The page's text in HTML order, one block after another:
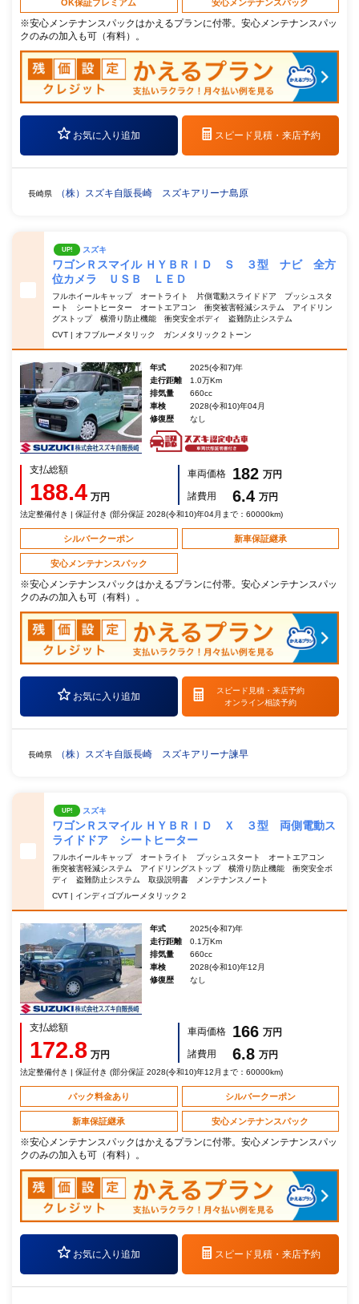
OK保証プレミアム 安心メンテナンスパック
※安心メンテナンスパックはかえるプランに付帯。安心メンテナンスパッ
クのみの加入も可（有料）。
お気に入り追加 スピード見積・ 来店予約
長崎県 （株）スズキ自販長崎 スズキアリーナ島原
UP! スズキ
ワゴンＲスマイル ＨＹＢＲＩＤ Ｓ ３型 ナビ 全方
位カメラ ＵＳＢ ＬＥＤ
フルホイールキャップ オートライト 片側電動スライドドア プッシュスタ
ート シートヒーター オートエアコン 衝突被害軽減システム アイドリン
グストップ 横滑り防止機能 衝突安全ボディ 盗難防止システム
CVT | オフブルーメタリック ガンメタリック２トーン
年式
2025(令和7)年
走行距離
1.0万Km
排気量
660cc
車検
2028(令和10)年04月
修復歴
なし
支払総額
188.4 万円
車両価格 182 万円
諸費用
6.4 万円
法定整備付き | 保証付き (部分保証 2028(令和10)年04月まで：60000km)
シルバークーポン 新車保証継承
安心メンテナンスパック
※安心メンテナンスパックはかえるプランに付帯。安心メンテナンスパッ
クのみの加入も可（有料）。
お気に入り追加
スピード見積・ 来店予約
オンライン相談予約
長崎県 （株）スズキ自販長崎 スズキアリーナ諫早
UP! スズキ
ワゴンＲスマイル ＨＹＢＲＩＤ Ｘ ３型 両側電動ス
ライドドア シートヒーター
フルホイールキャップ オートライト プッシュスタート オートエアコン
衝突被害軽減システム アイドリングストップ 横滑り防止機能 衝突安全ボ
ディ 盗難防止システム 取扱説明書 メンテナンスノート
CVT | インディゴブルーメタリック２
年式
2025(令和7)年
走行距離
0.1万Km
排気量
660cc
車検
2028(令和10)年12月
修復歴
なし
支払総額
172.8 万円
車両価格 166 万円
諸費用
6.8 万円
法定整備付き | 保証付き (部分保証 2028(令和10)年12月まで：60000km)
パック料金あり シルバークーポン
新車保証継承 安心メンテナンスパック
※安心メンテナンスパックはかえるプランに付帯。安心メンテナンスパッ
クのみの加入も可（有料）。
お気に入り追加 スピード見積・ 来店予約